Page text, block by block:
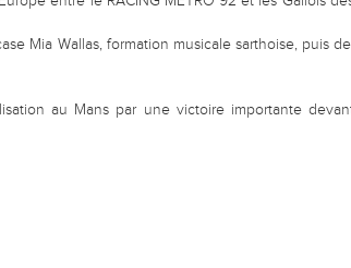
Mia Wallas, formation musicale sarthoise, puis
au Mans par une victoire importante